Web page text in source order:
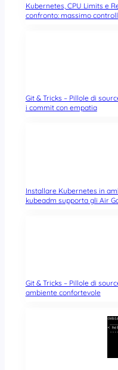
Kubernetes, CPU Limits e
confronto: massimo
Git & Tricks – Pillole di
i commit con empatia
Installare Kubernetes in
kubeadm supporta gli Air
Git & Tricks – Pillole di
ambiente confortevole